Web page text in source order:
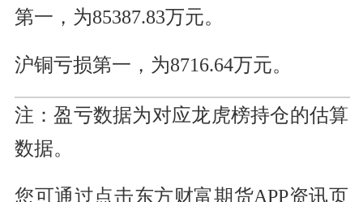
第一，为85387.83万元。
沪铜亏损第一，为8716.64万元。
注：盈亏数据为对应龙虎榜持仓的估算
数据。
您可通过点击东方财富期货APP资讯页